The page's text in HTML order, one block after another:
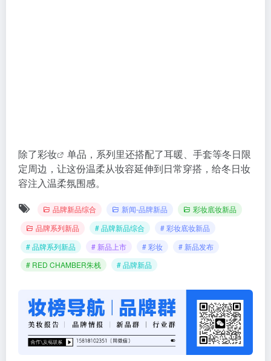
除了彩妆
单品，系列里还搭配了耳暖、手套等冬日限
定周边，让这份温柔从妆容延伸到日常穿搭，给冬日妆
容注入温柔氛围感。
品牌新品综合 新闻-品牌新品
彩妆底妆新品
品牌系列新品
# 品牌新品综合
# 彩妆底妆新品
# 品牌系列新品
# 新品上市 # 彩妆
# 新品发布
# RED CHAMBER朱栈
# 品牌新品